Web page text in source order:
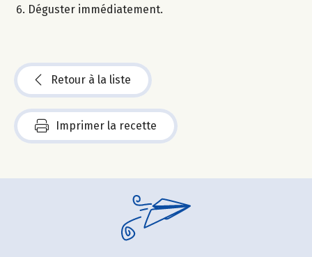
Déguster immédiatement.
Retour à la liste
Imprimer la recette